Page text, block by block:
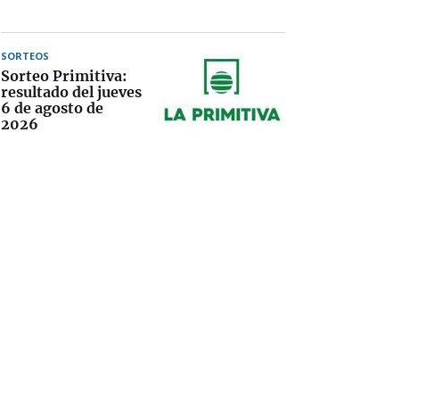
SORTEOS
Sorteo Primitiva:
resultado del jueves
6 de agosto de
2026